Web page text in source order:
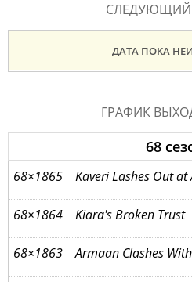
СЛЕДУЮЩИЙ
ДАТА ПОКА
ГРАФИК
68
68×1865 Kaveri Lashes Out at
68×1864 Kiara's Broken Trust
68×1863 Armaan Clashes